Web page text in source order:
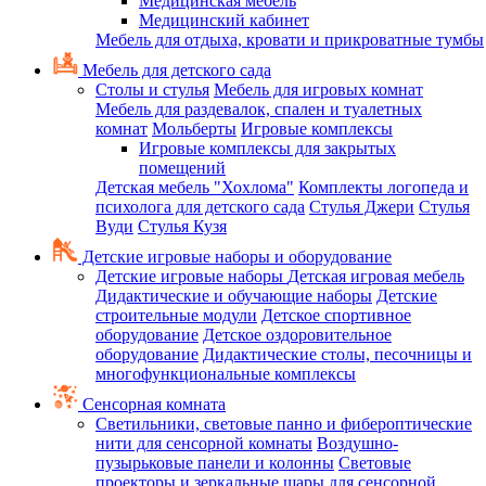
Медицинский кабинет
Мебель для отдыха, кровати и прикроватные тумбы
Мебель для детского сада
Столы и стулья Мебель для игровых комнат
Мебель для раздевалок, спален и туалетных
комнат Мольберты Игровые комплексы
Игровые комплексы для закрытых
помещений
Детская мебель "Хохлома" Комплекты логопеда и
психолога для детского сада Стулья Джери Стулья
Вуди Стулья Кузя
Детские игровые наборы и оборудование
Детские игровые наборы Детская игровая мебель
Дидактические и обучающие наборы Детские
строительные модули Детское спортивное
оборудование Детское оздоровительное
оборудование Дидактические столы, песочницы и
многофункциональные комплексы
Сенсорная комната
Светильники, световые панно и фибероптические
нити для сенсорной комнаты Воздушно-
пузырьковые панели и колонны Световые
проекторы и зеркальные шары для сенсорной